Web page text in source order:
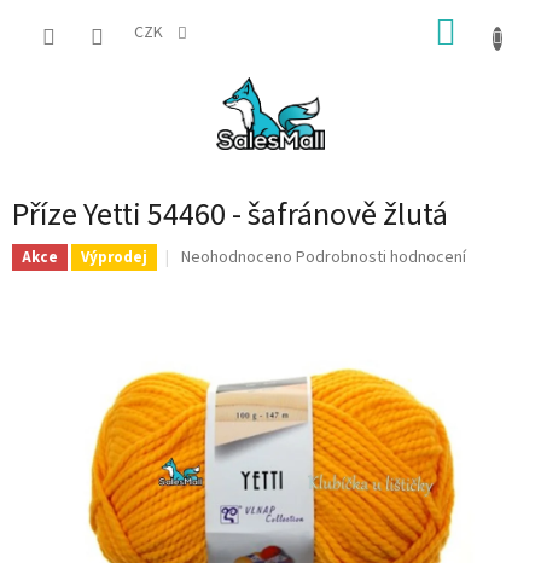
CZK
Příze Yetti 54460 - šafránově žlutá
Akce Výprodej
Průměrné
z
5
hvězdiček.
Neohodnoceno Podrobnosti hodnocení